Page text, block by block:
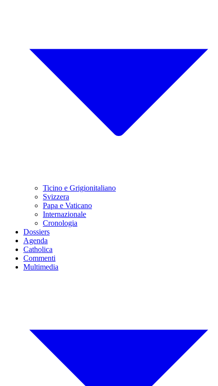
Ticino e Grigionitaliano
Svizzera
Papa e Vaticano
Internazionale
Cronologia
Dossiers
Agenda
Catholica
Commenti
Multimedia